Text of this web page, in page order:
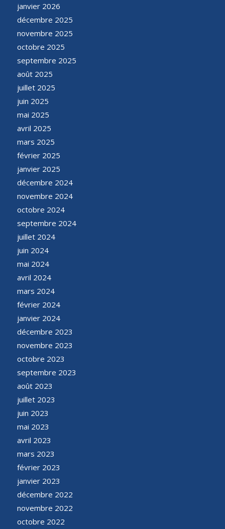
janvier 2026
décembre 2025
novembre 2025
octobre 2025
septembre 2025
août 2025
juillet 2025
juin 2025
mai 2025
avril 2025
mars 2025
février 2025
janvier 2025
décembre 2024
novembre 2024
octobre 2024
septembre 2024
juillet 2024
juin 2024
mai 2024
avril 2024
mars 2024
février 2024
janvier 2024
décembre 2023
novembre 2023
octobre 2023
septembre 2023
août 2023
juillet 2023
juin 2023
mai 2023
avril 2023
mars 2023
février 2023
janvier 2023
décembre 2022
novembre 2022
octobre 2022